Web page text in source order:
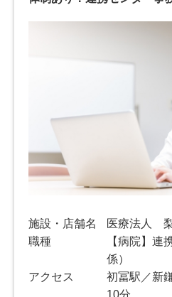
施設・店舗名
医療法人
職種
【病院】連
係）
アクセス
初冨駅／新